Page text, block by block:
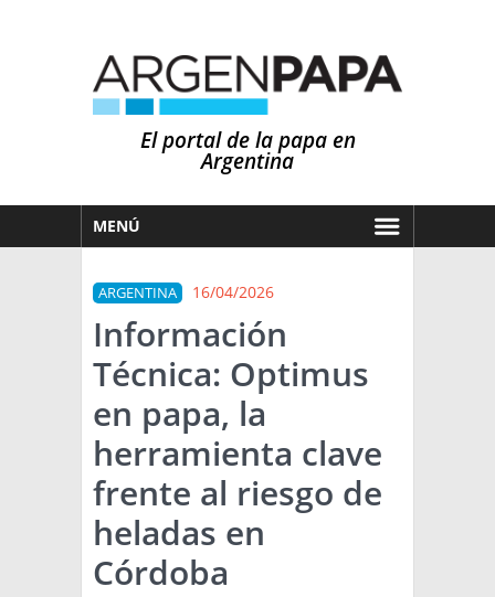
El portal de la papa en
Argentina
MENÚ
MERCADOS
NOTICIAS
EN ESPAÑOL
OTROS IDIOMAS
PRONÓSTICO
LLUVIAS
ARGENTINA
EL MUNDO
TÉCNICA
PRODUCCION
ARGENTINA 16/04/2026
Información
Técnica: Optimus
en papa, la
herramienta clave
frente al riesgo de
heladas en
Córdoba